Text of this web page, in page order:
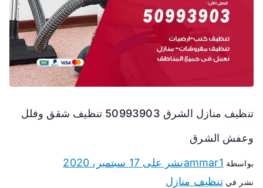
تنظيف منازل الشرق 50993903 تنظيف شقق وفلل
وعفش الشرق
بواسطة ammar1نشر على 17 سبتمبر، 2020
نشر فيتنظيف منازل